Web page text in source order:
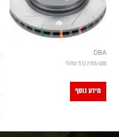
DBA
4000 מחורץ קדמי שמאלי
מידע נוסף